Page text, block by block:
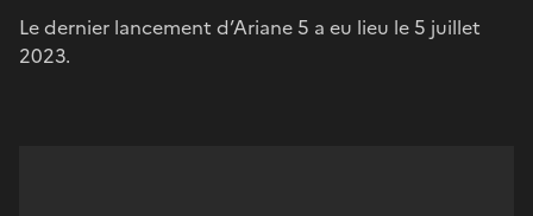
Le dernier lancement d’Ariane 5 a eu lieu le 5 juillet
2023.